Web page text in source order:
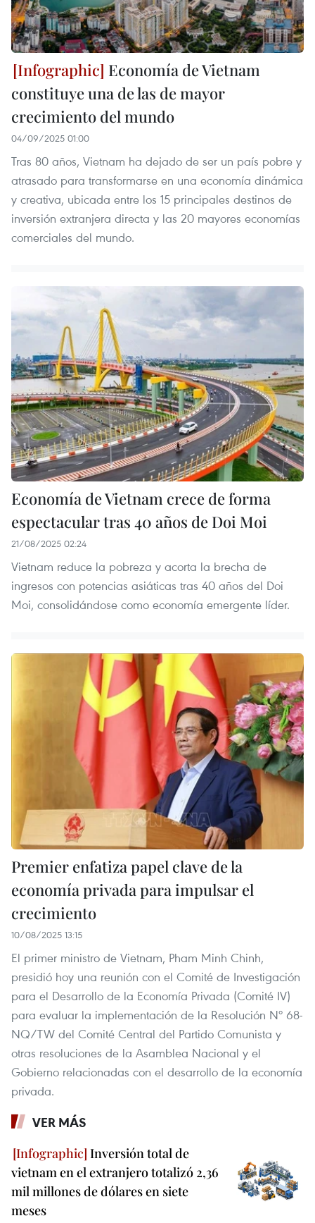
Economía de Vietnam
constituye una de las de mayor
crecimiento del mundo
04/09/2025 01:00
Tras 80 años, Vietnam ha dejado de ser un país pobre y
atrasado para transformarse en una economía dinámica
y creativa, ubicada entre los 15 principales destinos de
inversión extranjera directa y las 20 mayores economías
comerciales del mundo.
Economía de Vietnam crece de forma
espectacular tras 40 años de Doi Moi
21/08/2025 02:24
Vietnam reduce la pobreza y acorta la brecha de
ingresos con potencias asiáticas tras 40 años del Doi
Moi, consolidándose como economía emergente líder.
Premier enfatiza papel clave de la
economía privada para impulsar el
crecimiento
10/08/2025 13:15
El primer ministro de Vietnam, Pham Minh Chinh,
presidió hoy una reunión con el Comité de Investigación
para el Desarrollo de la Economía Privada (Comité IV)
para evaluar la implementación de la Resolución Nº 68-
NQ/TW del Comité Central del Partido Comunista y
otras resoluciones de la Asamblea Nacional y el
Gobierno relacionadas con el desarrollo de la economía
privada.
VER MÁS
Inversión total de
vietnam en el extranjero totalizó 2,36
mil millones de dólares en siete
meses